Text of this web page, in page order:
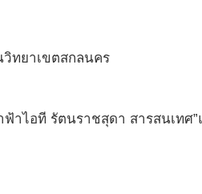
ทยาเขตสกลนคร
าไอที รัตนราชสุดา สารสนเทศ”